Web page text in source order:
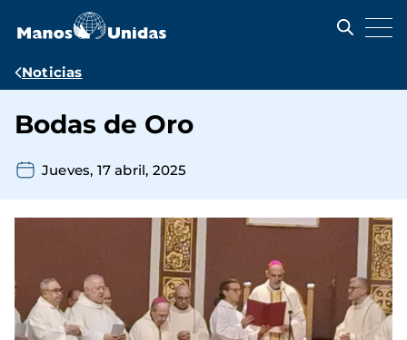
contenido
Ruta
navegación
Noticias
Bodas de Oro
Jueves, 17 abril, 2025